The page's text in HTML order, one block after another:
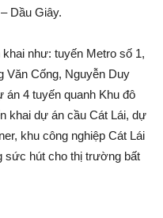
Dầu Giây.
như: tuyến Metro số 1,
Văn Cống, Nguyễn Duy
án 4 tuyến quanh Khu đô
khai dự án cầu Cát Lái, dự
khu công nghiệp Cát Lái
sức hút cho thị trường bất